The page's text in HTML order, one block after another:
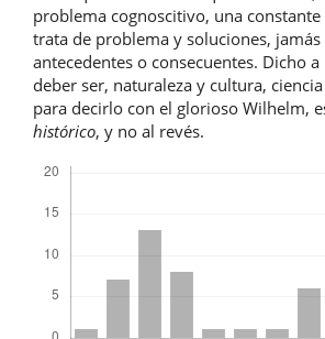
problema cognoscitivo, una
trata de problema y soluciones,
antecedentes o consecuentes. Dicho
deber ser, naturaleza y cultura,
para decirlo con el glorioso Wilhelm,
histórico, y no al revés.